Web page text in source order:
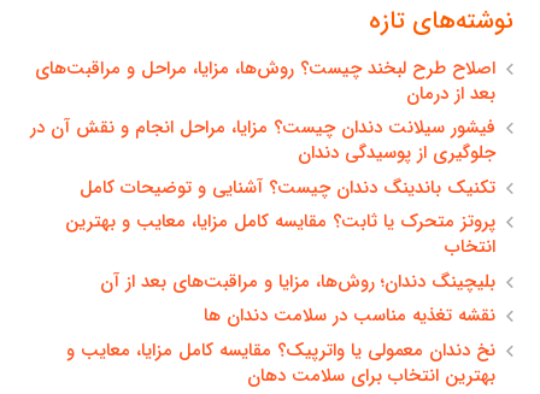
نوشته‌های تازه
اصلاح طرح لبخند چیست؟ روش‌ها، مزایا، مراحل و مراقبت‌های
بعد از درمان
فیشور سیلانت دندان چیست؟ مزایا، مراحل انجام و نقش آن در
جلوگیری از پوسیدگی دندان
تکنیک باندینگ دندان چیست؟ آشنایی و توضیحات کامل
پروتز متحرک یا ثابت؟ مقایسه کامل مزایا، معایب و بهترین
انتخاب
بلیچینگ دندان؛ روش‌ها، مزایا و مراقبت‌های بعد از آن
نقشه تغذیه مناسب در سلامت دندان ها
نخ دندان معمولی یا واترپیک؟ مقایسه کامل مزایا، معایب و
بهترین انتخاب برای سلامت دهان